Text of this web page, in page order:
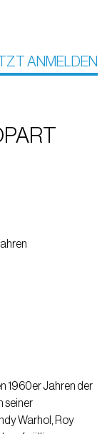
ANMELDEN
1960er Jahren der
seiner
Warhol, Roy